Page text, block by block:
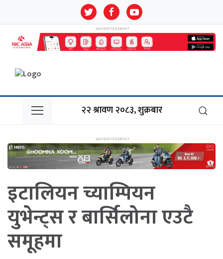
२२ श्रावण २०८३, शुक्रबार
इटालियन च्याम्पियन
युभेन्ट्स र बार्सिलोना एउटै
समूहमा